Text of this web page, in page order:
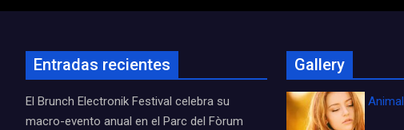
Entradas recientes
El Brunch Electronik Festival celebra su
macro-evento anual en el Parc del Fòrum
Gallery